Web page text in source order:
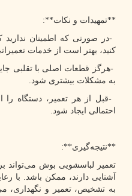
**تمهیدات و نکات:**
-در صورتی که اطمینان
کنید، بهتر است از خدمات
-هرگز قطعات اصلی با تقلبی
به مشکلات بیشتری شود.
-قبل از هر تعمیر، دستگاه را
احتمالی ایجاد شود.
**نتیجه‌گیری:**
تعمیر لباسشویی بوش می‌تواند
آشنایی دارند، ممکن باشد. با
به تشخیص، تعمیر و نگهداری،